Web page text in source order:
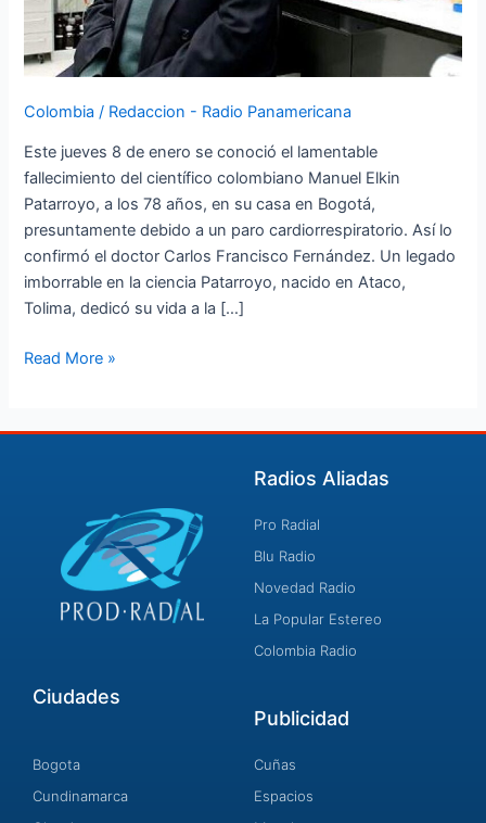
Colombia / Redaccion - Radio Panamericana
Este jueves 8 de enero se conoció el lamentable
fallecimiento del científico colombiano Manuel Elkin
Patarroyo, a los 78 años, en su casa en Bogotá,
presuntamente debido a un paro cardiorrespiratorio. Así lo
confirmó el doctor Carlos Francisco Fernández. Un legado
imborrable en la ciencia Patarroyo, nacido en Ataco,
Tolima, dedicó su vida a la […]
Read More »
Radios Aliadas
Pro Radial
Blu Radio
Novedad Radio
La Popular Estereo
Colombia Radio
Ciudades
Bogota
Cundinamarca
Publicidad
Cuñas
Espacios